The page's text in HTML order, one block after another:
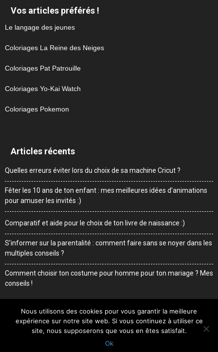
Vos articles préférés !
Le langage des jeunes
Coloriages La Reine des Neiges
Coloriages Pat Patrouille
Coloriages Yo-Kai Watch
Coloriages Pokemon
Articles récents
Quelles erreurs éviter lors du choix de sa machine Cricut ?
Fêter les 10 ans de ton enfant : mes meilleures idées d’animations
pour amuser les invités :)
Comparatif et aide pour le choix de ton livre de naissance :)
S’informer sur la parentalité : comment faire sans se noyer dans les
multiples conseils ?
Comment choisir ton costume pour homme pour ton mariage ? Mes
conseils !
Me contacter Mentions légales
Qui suis-je
© Sweetdaddy.fr
Nous utilisons des cookies pour vous garantir la meilleure
expérience sur notre site web. Si vous continuez à utiliser ce
site, nous supposerons que vous en êtes satisfait.
Ok